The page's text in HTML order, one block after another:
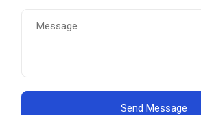
Send Message